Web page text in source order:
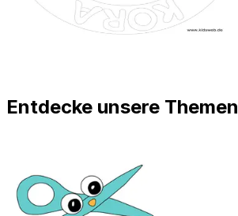
Entdecke unsere Themen